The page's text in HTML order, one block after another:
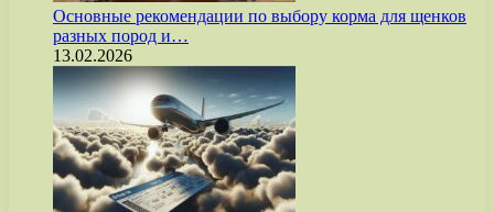
Основные рекомендации по выбору корма для щенков
разных пород и…
13.02.2026